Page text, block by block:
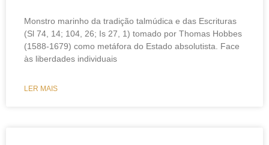
Monstro marinho da tradição talmúdica e das Escrituras
(Sl 74, 14; 104, 26; Is 27, 1) tomado por Thomas Hobbes
(1588-1679) como metáfora do Estado absolutista. Face
às liberdades individuais
LER MAIS